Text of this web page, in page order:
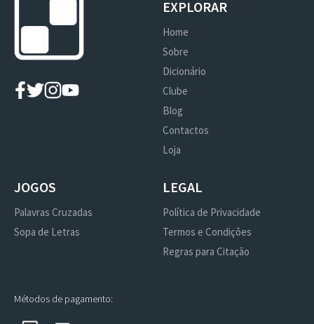
EXPLORAR
Home
Sobre
Dicionário
Clube
Blog
Contactos
Loja
JOGOS
Palavras Cruzadas
Sopa de Letras
LEGAL
Política de Privacidade
Termos e Condições
Regras para Citação
Métodos de pagamento: